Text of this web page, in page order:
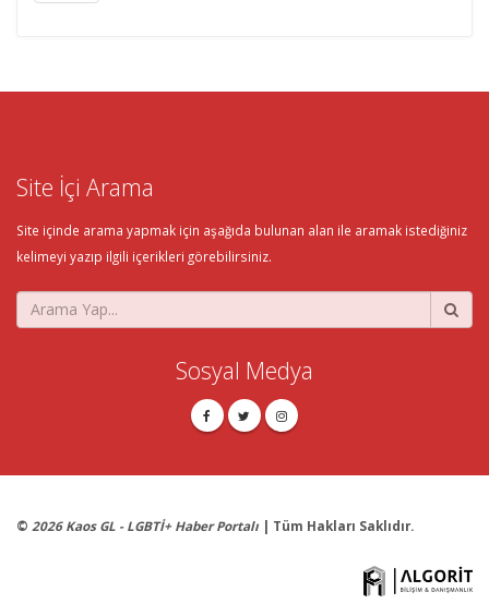
Site İçi Arama
Site içinde arama yapmak için aşağıda bulunan alan ile aramak istediğiniz
kelimeyi yazıp ilgili içerikleri görebilirsiniz.
Sosyal Medya
© 2026 Kaos GL - LGBTİ+ Haber Portalı | Tüm Hakları Saklıdır.